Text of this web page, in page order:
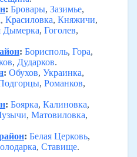
: Бровары, Зазимье,
, Красиловка, Княжичи,
Дымерка, Гоголев,
: Борисполь, Гора,
, Дударков.
: Обухов, Украинка,
, Романков,
: Боярка, Калиновка,
, Матовиловка,
: Белая Церковь,
, Ставище.